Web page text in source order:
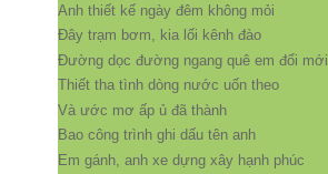
Anh thiết kế ngày đêm không mỏi
Đây trạm bơm, kia lối kênh đào
Đường dọc đường ngang quê em đổi mới
Thiết tha tình dòng nước uốn theo
Và ước mơ ấp ủ đã thành
Bao công trình ghi dấu tên anh
Em gánh, anh xe dựng xây hạnh phúc